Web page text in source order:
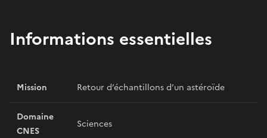
Informations essentielles
Mission Retour d’échantillons d’un astéroïde
Domaine
CNES
Sciences